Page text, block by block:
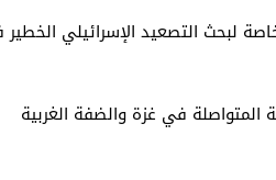
التصعيد الإسرائيلي
المتواصلة في غزة والضفة الغربية